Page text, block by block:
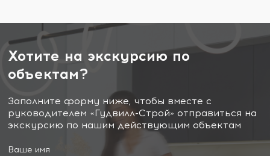
Хотите на экскурсию по
объектам?
Заполните форму ниже, чтобы вместе с
руководителем «Гудвилл-Строй» отправиться на
экскурсию по нашим действующим объектам
Ваше имя